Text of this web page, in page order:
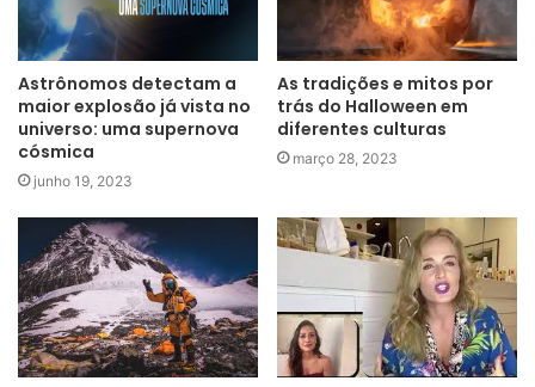
Astrônomos detectam a
maior explosão já vista no
universo: uma supernova
cósmica
junho 19, 2023
As tradições e mitos por
trás do Halloween em
diferentes culturas
março 28, 2023